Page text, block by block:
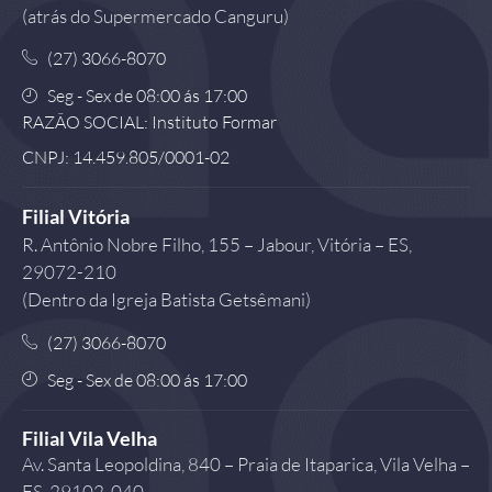
(atrás do Supermercado Canguru)
(27) 3066-8070
Seg - Sex de 08:00 ás 17:00
RAZÃO SOCIAL: Instituto Formar
CNPJ: 14.459.805/0001-02
Filial Vitória
R. Antônio Nobre Filho, 155 – Jabour, Vitória – ES,
29072-210
(Dentro da Igreja Batista Getsêmani)
(27) 3066-8070
Seg - Sex de 08:00 ás 17:00
Filial Vila Velha
Av. Santa Leopoldina, 840 – Praia de Itaparica, Vila Velha –